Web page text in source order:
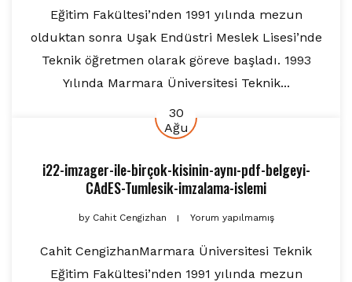
Eğitim Fakültesi’nden 1991 yılında mezun
olduktan sonra Uşak Endüstri Meslek Lisesi’nde
Teknik öğretmen olarak göreve başladı. 1993
Yılında Marmara Üniversitesi Teknik...
30
Ağu
i22-imzager-ile-birçok-kisinin-aynı-pdf-belgeyi-
CAdES-Tumlesik-imzalama-islemi
byCahit Cengizhan Yorum yapılmamış
Cahit CengizhanMarmara Üniversitesi Teknik
Eğitim Fakültesi’nden 1991 yılında mezun